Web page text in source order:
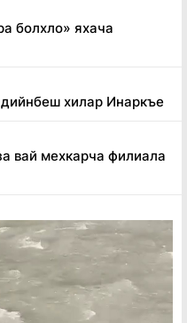
болхло» яхача
дийнбеш хилар Инаркъе
вай мехкарча филиала